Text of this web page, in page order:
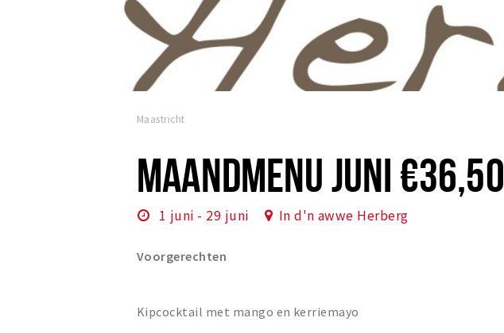
Maastricht
MAANDMENU JUNI €36,50
1 juni - 29 juni In d'n awwe Herberg
Voorgerechten
Kipcocktail met mango en kerriemayo